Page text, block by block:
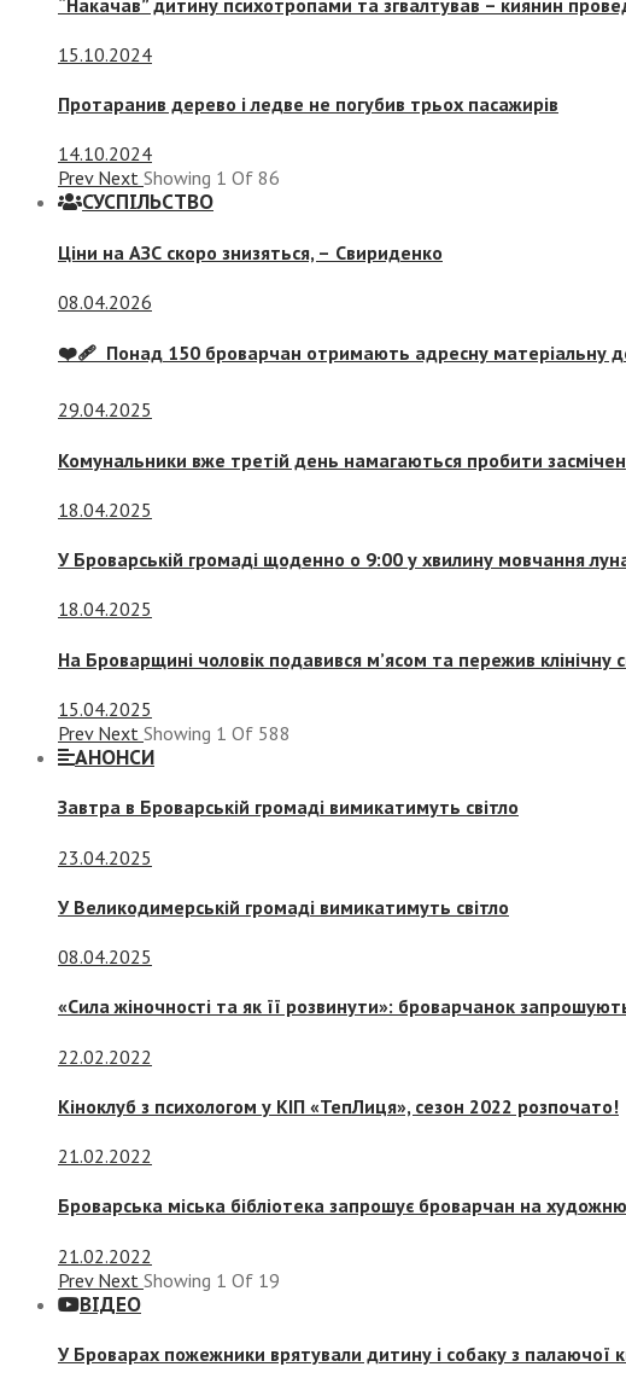
15.10.2024
Протаранив дерево і ледве не погубив трьох пасажирів
14.10.2024
Prev Next Showing 1 Of 86
СУСПIЛЬСТВО
Ціни на АЗС скоро знизяться, – Свириденко
08.04.2026
❤️‍🩹 Понад 150 броварчан отримають адресну матеріальну
29.04.2025
Комунальники вже третій день намагаються пробити
18.04.2025
У Броварській громаді щоденно о 9:00 у хвилину мовчання
18.04.2025
На Броварщині чоловік подавився м’ясом та пережив клінічну
15.04.2025
Prev Next Showing 1 Of 588
АНОНСИ
Завтра в Броварській громаді вимикатимуть світло
23.04.2025
У Великодимерській громаді вимикатимуть світло
08.04.2025
«Сила жіночності та як її розвинути»: броварчанок
22.02.2022
Кіноклуб з психологом у КІП «ТепЛиця», сезон 2022 розпочато!
21.02.2022
Броварська міська бібліотека запрошує броварчан на
21.02.2022
Prev Next Showing 1 Of 19
ВІДЕО
У Броварах пожежники врятували дитину і собаку з